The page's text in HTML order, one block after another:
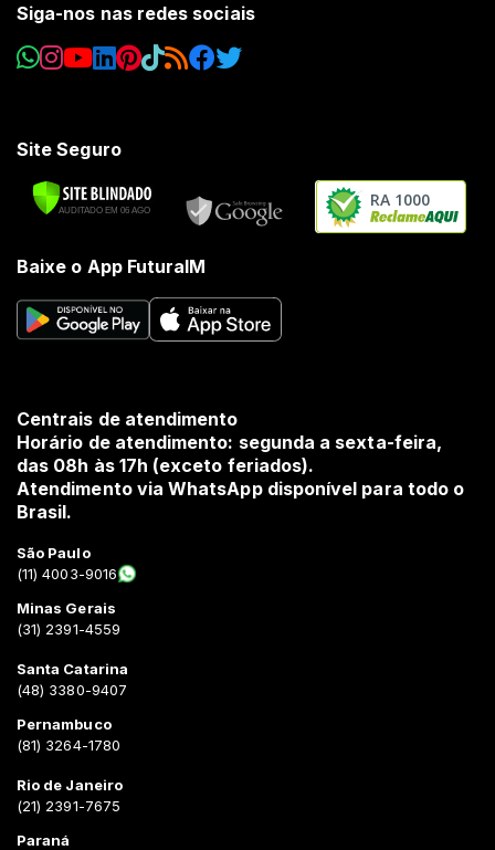
Siga-nos nas redes sociais
Site Seguro
RA 1000
Baixe o App FuturaIM
Centrais de atendimento
Horário de atendimento: segunda a sexta-feira,
das 08h às 17h (exceto feriados).
Atendimento via WhatsApp disponível para todo o
Brasil.
São Paulo
(11) 4003-9016
Minas Gerais
(31) 2391-4559
Santa Catarina
(48) 3380-9407
Pernambuco
(81) 3264-1780
Rio de Janeiro
(21) 2391-7675
Paraná